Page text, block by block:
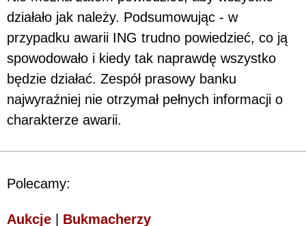
działało jak należy. Podsumowując - w
przypadku awarii ING trudno powiedzieć, co ją
spowodowało i kiedy tak naprawdę wszystko
będzie działać. Zespół prasowy banku
najwyraźniej nie otrzymał pełnych informacji o
charakterze awarii.
Polecamy:
Aukcje Bukmacherzy